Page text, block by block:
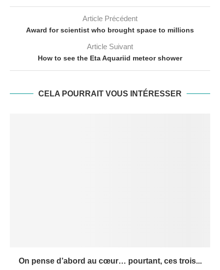
Article Précédent
Award for scientist who brought space to millions
Article Suivant
How to see the Eta Aquariid meteor shower
CELA POURRAIT VOUS INTÉRESSER
On pense d’abord au cœur… pourtant, ces trois...